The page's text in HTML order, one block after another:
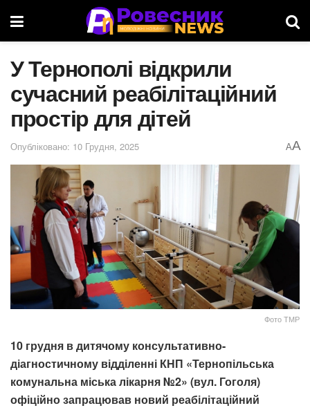
У Тернополі відкрили
сучасний реабілітаційний
простір для дітей
Опубліковано: 10 Грудня, 2025 AA
Фото ТМР
10 грудня в дитячому консультативно-
діагностичному відділенні КНП «Тернопільська
комунальна міська лікарня №2» (вул. Гоголя)
офіційно запрацював новий реабілітаційний